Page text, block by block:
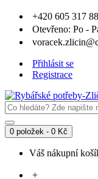
+420 605 317
Otevřeno: Po -
Přihlásit se
Registrace
0 položek - 0 Kč
Váš nákupní
+